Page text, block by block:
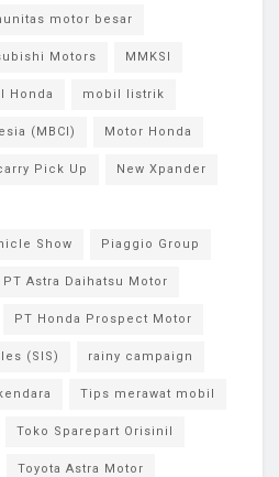
motor besar
Motors MMKSI
Honda mobil listrik
(MBCI) Motor Honda
Pick Up New Xpander
Show Piaggio Group
PT Astra Daihatsu Motor
PT Honda Prospect Motor
(SIS) rainy campaign
Tips merawat mobil
Toko Sparepart Orisinil
Toyota Astra Motor